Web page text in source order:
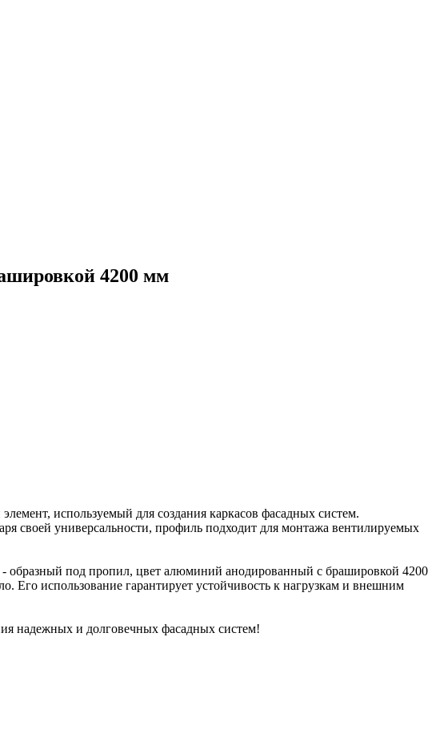
4200 мм
используемый для создания каркасов фасадных систем.
своей универсальности, профиль подходит для монтажа вентилируемых
- образный под пропил, цвет алюминий анодированный с брашировкой 4200
Его использование гарантирует устойчивость к нагрузкам и внешним
надежных и долговечных фасадных систем!